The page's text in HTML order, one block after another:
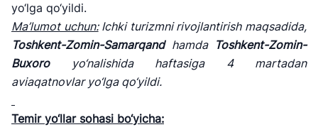
yo‘lga qo‘yildi.
Ma’lumot uchun:Ichki turizmni rivojlantirish maqsadida,
Toshkent-Zomin-Samarqandhamda Toshkent-Zomin-
Buxoroyo‘nalishida haftasiga 4 martadan
aviaqatnovlar yo‘lga qo‘yildi.
Temir yo‘llar sohasi bo‘yicha: